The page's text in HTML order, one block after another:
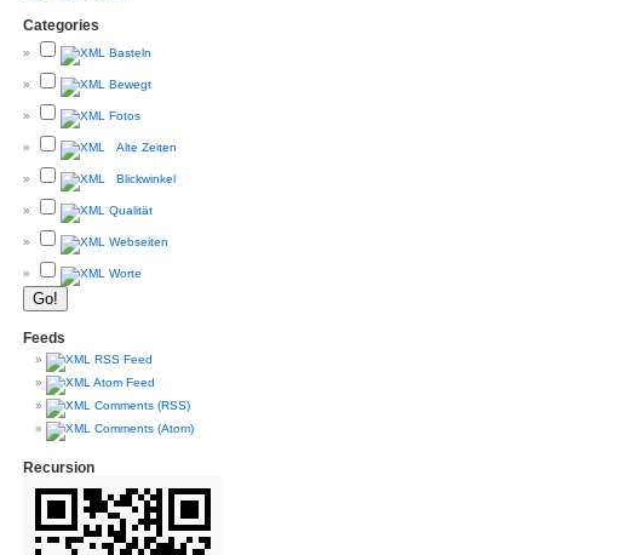
Categories
Basteln
Bewegt
Fotos
Alte Zeiten
Blickwinkel
Qualität
Webseiten
Worte
Feeds
RSS Feed
Atom Feed
Comments (RSS)
Comments (Atom)
Recursion